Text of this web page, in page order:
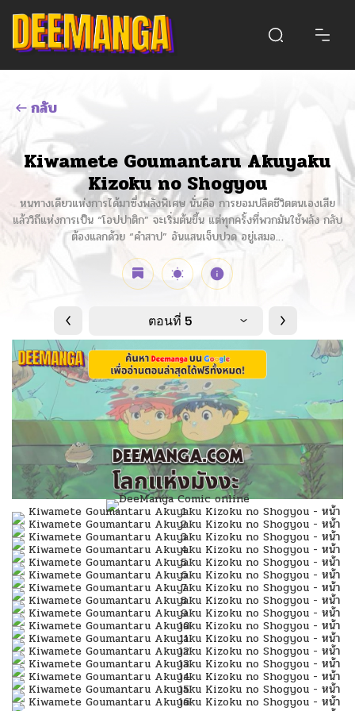
กลับ
Kiwamete Goumantaru Akuyaku
Kizoku no Shogyou
หนทางเดียวแห่งการได้มาซึ่งพลังพิเศษ นั่นคือ การยอมปลิดชีวิตตนเองเสีย
แล้ววิถีแห่งการเป็น “โอปปาติก” จะเริ่มต้นขึ้น แต่ทุกครั้งที่พวกมันใช้พลัง กลับ
ต้องแลกด้วย “คำสาป” อันแสนเจ็บปวด อยู่เสมอ…
ตอนที่ 5